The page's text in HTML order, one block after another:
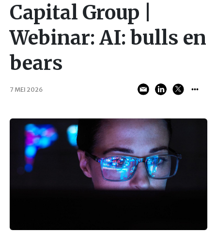
Capital Group |
Webinar: AI: bulls en
bears
7 MEI 2026